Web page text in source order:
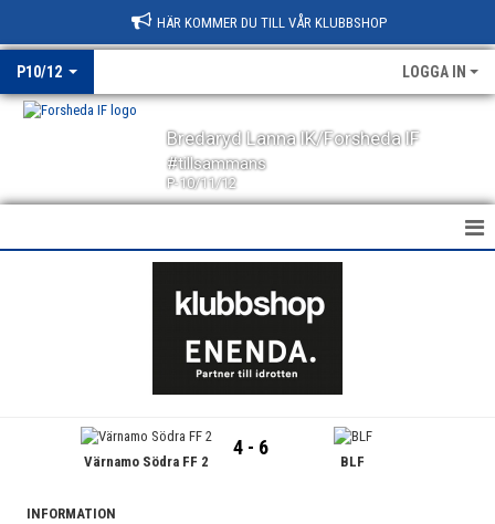
HÄR KOMMER DU TILL VÅR KLUBBSHOP
P10/12 LOGGA IN
Bredaryd Lanna IK/Forsheda IF
#tillsammans
P-10/11/12
KONTAKT
Värnamo Södra FF 2
4 - 6
BLF
INFORMATION